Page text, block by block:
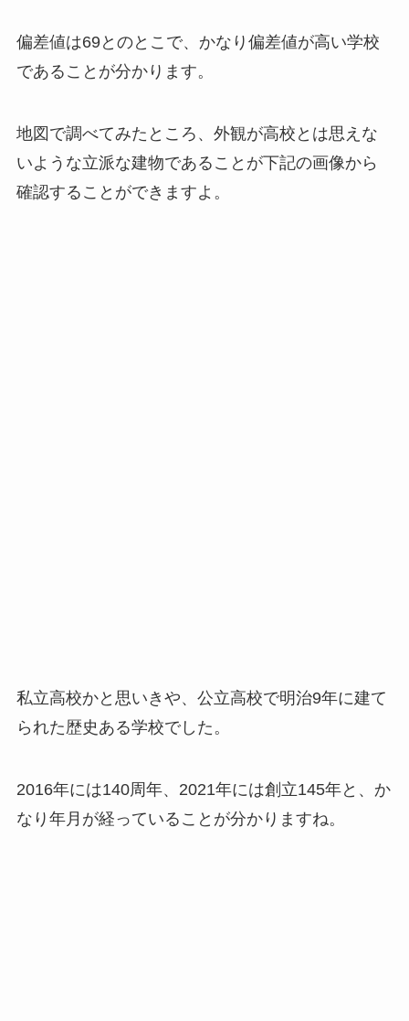
偏差値は69とのとこで、かなり偏差値が高い学校
であることが分かります。
地図で調べてみたところ、外観が高校とは思えな
いような立派な建物であることが下記の画像から
確認することができますよ。
私立高校かと思いきや、公立高校で明治9年に建て
られた歴史ある学校でした。
2016年には140周年、2021年には創立145年と、か
なり年月が経っていることが分かりますね。